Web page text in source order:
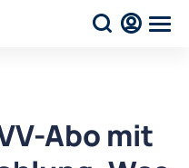
Abo mit